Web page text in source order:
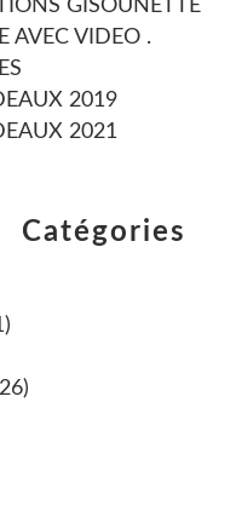
Catégories
GISOUNETTE
AVEC VIDEO .
2019
2021